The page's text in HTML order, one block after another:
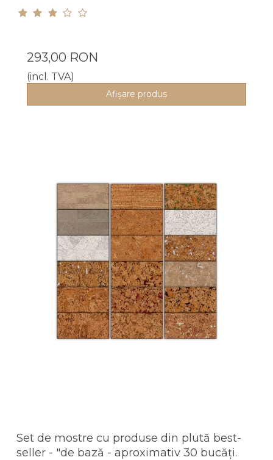
293,00 RON
(incl. TVA)
Afişare produs
Set de mostre cu produse din plută best-
seller - "de bază - aproximativ 30 bucăți.